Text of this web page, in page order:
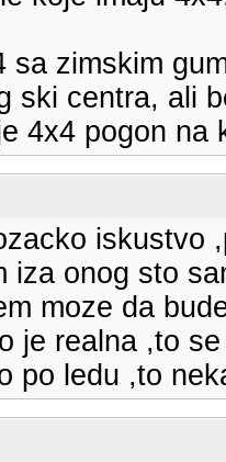
sa zimskim
ski centra, ali
4x4 pogon na
iskustvo
iza onog sto
moze da
je realna ,to
po ledu ,to